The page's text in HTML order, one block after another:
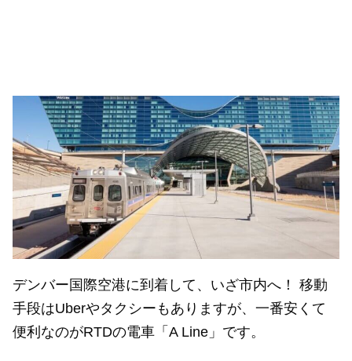
デンバー国際空港に到着して、いざ市内へ！ 移動
手段はUberやタクシーもありますが、一番安くて
便利なのがRTDの電車「A Line」です。